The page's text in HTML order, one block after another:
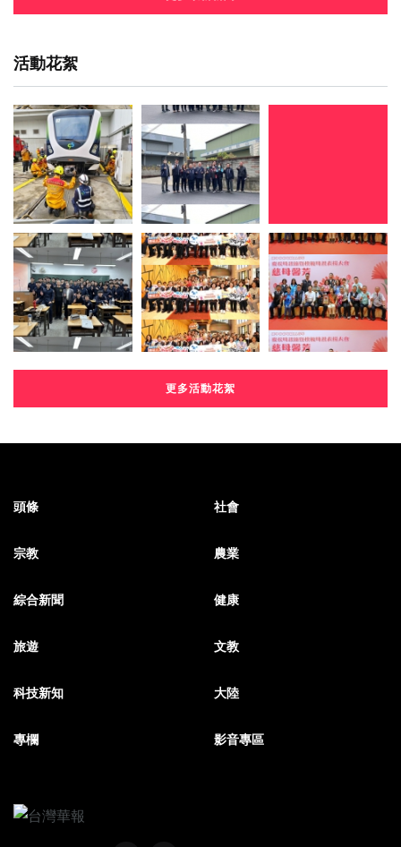
活動花絮
更多活動花絮
頭條 社會
宗教 農業
綜合新聞 健康
旅遊 文教
科技新知 大陸
專欄 影音專區